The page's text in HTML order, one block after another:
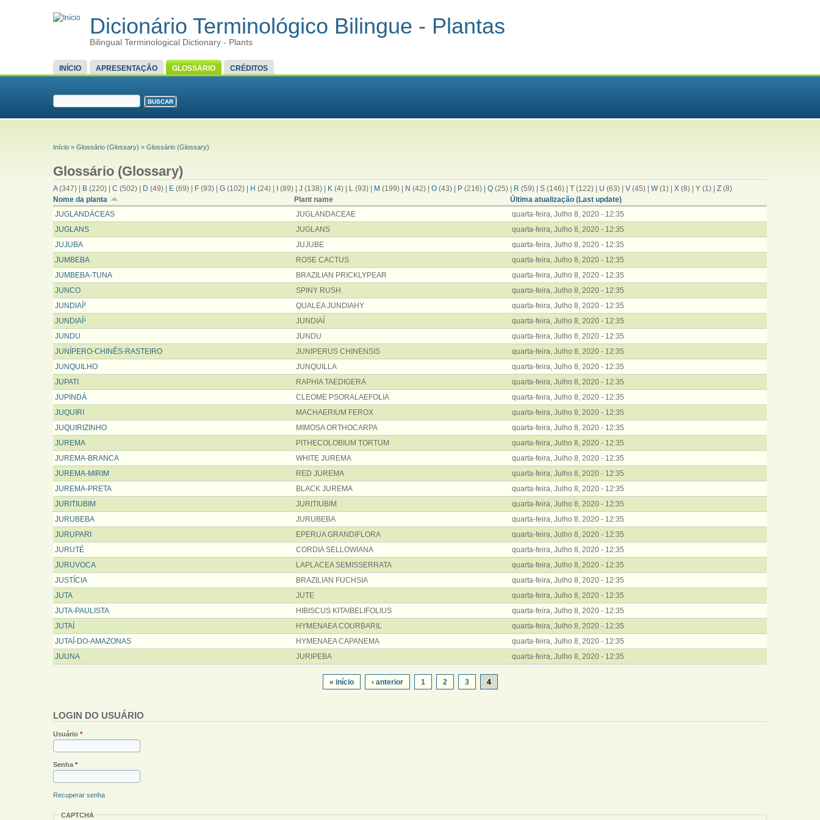
Dicionário Terminológico Bilingue - Plantas
Bilingual Terminological Dictionary - Plants
MENU PRINCIPAL
INÍCIO APRESENTAÇÃO GLOSSÁRIO CRÉDITOS
FORMULÁRIO DE BUSCA
VOCÊ ESTÁ AQUI
Início » Glossário (Glossary) » Glossário (Glossary)
Glossário (Glossary)
A(347) | B (220) | C (502) | D (49) | E (69) | F (93) | G (102) | H (24) | I (89) | J (138) | K (4) | L (93) | M (199) | N (42) | O (43) | P (216) | Q (25) | R (59) | S (146) | T (122) | U (63) | V (45) | W(1) | X (8) | Y (1) | Z (8)
Nome da planta
Plant name
Última atualização (Last update)
JUGLANDÁCEAS
JUGLANDACEAE
quarta-feira, Julho 8, 2020 - 12:35
JUGLANS
JUGLANS
quarta-feira, Julho 8, 2020 - 12:35
JUJUBA
JUJUBE
quarta-feira, Julho 8, 2020 - 12:35
JUMBEBA
ROSE CACTUS
quarta-feira, Julho 8, 2020 - 12:35
JUMBEBA-TUNA
BRAZILIAN PRICKLYPEAR
quarta-feira, Julho 8, 2020 - 12:35
JUNCO
SPINY RUSH
quarta-feira, Julho 8, 2020 - 12:35
JUNDIAÍ²
QUALEA JUNDIAHY
quarta-feira, Julho 8, 2020 - 12:35
JUNDIAÍ¹
JUNDIAÍ
quarta-feira, Julho 8, 2020 - 12:35
JUNDU
JUNDU
quarta-feira, Julho 8, 2020 - 12:35
JUNÍPERO-CHINÊS-RASTEIRO
JUNIPERUS CHINENSIS
quarta-feira, Julho 8, 2020 - 12:35
JUNQUILHO
JUNQUILLA
quarta-feira, Julho 8, 2020 - 12:35
JUPATI
RAPHIA TAEDIGERA
quarta-feira, Julho 8, 2020 - 12:35
JUPINDÁ
CLEOME PSORALAEFOLIA
quarta-feira, Julho 8, 2020 - 12:35
JUQUIRI
MACHAERIUM FEROX
quarta-feira, Julho 8, 2020 - 12:35
JUQUIRIZINHO
MIMOSA ORTHOCARPA
quarta-feira, Julho 8, 2020 - 12:35
JUREMA
PITHECOLOBIUM TORTUM
quarta-feira, Julho 8, 2020 - 12:35
JUREMA-BRANCA
WHITE JUREMA
quarta-feira, Julho 8, 2020 - 12:35
JUREMA-MIRIM
RED JUREMA
quarta-feira, Julho 8, 2020 - 12:35
JUREMA-PRETA
BLACK JUREMA
quarta-feira, Julho 8, 2020 - 12:35
JURITIUBIM
JURITIUBIM
quarta-feira, Julho 8, 2020 - 12:35
JURUBEBA
JURUBEBA
quarta-feira, Julho 8, 2020 - 12:35
JURUPARI
EPERUA GRANDIFLORA
quarta-feira, Julho 8, 2020 - 12:35
JURUTÉ
CORDIA SELLOWIANA
quarta-feira, Julho 8, 2020 - 12:35
JURUVOCA
LAPLACEA SEMISSERRATA
quarta-feira, Julho 8, 2020 - 12:35
JUSTÍCIA
BRAZILIAN FUCHSIA
quarta-feira, Julho 8, 2020 - 12:35
JUTA
JUTE
quarta-feira, Julho 8, 2020 - 12:35
JUTA-PAULISTA
HIBISCUS KITAIBELIFOLIUS
quarta-feira, Julho 8, 2020 - 12:35
JUTAÍ
HYMENAEA COURBARIL
quarta-feira, Julho 8, 2020 - 12:35
JUTAÍ-DO-AMAZONAS
HYMENAEA CAPANEMA
quarta-feira, Julho 8, 2020 - 12:35
JUUNA
JURIPEBA quarta-feira, Julho 8, 2020 - 12:35
« início ‹ anterior 1 2 3 4
LOGIN DO USUÁRIO
Usuário *
Senha *
Recuperar senha
CAPTCHA